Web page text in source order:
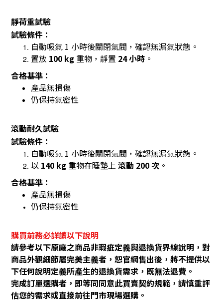
靜荷重試驗
試驗條件：
自動吸氣 1 小時後關閉氣閥，確認無漏氣狀態。
置放 100 kg 重物，靜置 24 小時 。
合格基準：
產品無損傷
仍保持氣密性
滾動耐久試驗
試驗條件：
自動吸氣 1 小時後關閉氣閥，確認無漏氣狀態。
以 140 kg 重物在睡墊上 滾動 200 次 。
合格基準：
產品無損傷
仍保持氣密性
購買前務必詳讀以下說明
請參考以下原廠之商品非瑕疵定義與退換貨界線說明，對
商品外觀細節屬完美主義者，恕官網售出後，將不提供以
下任何說明定義所產生的退換貨需求，既無法退費。
完成訂單選購者，即等同同意此買賣契約規範，請慎重評
估您的需求或直接前往門市現場選購。